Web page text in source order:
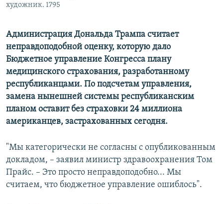
художник. 1795
Администрация Дональда Трампа считает
неправдоподобной оценку, которую дало
Бюджетное управление Конгресса плану
медицинского страхования, разработанному
республиканцами. По подсчетам управления,
замена нынешней системы республиканским
планом оставит без страховки 24 миллиона
американцев, застрахованных сегодня.
"Мы категорически не согласны с опубликованным
докладом, – заявил министр здравоохранения Том
Прайс. – Это просто неправдоподобно... Мы
считаем, что бюджетное управление ошиблось".